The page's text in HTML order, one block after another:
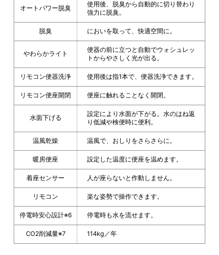
オートパワー脱臭
使用後、脱臭から自動的に切り替わり
強力に脱臭。
脱臭 においを取って、快適空間に。
やわらかライト
便器の前に立つと自動でウォシュレッ
トからやさしく光が出る。
リモコン便器洗浄 使用後は指1本で、便器洗浄できます。
リモコン便座開閉 便座に触れることなく開閉。
水面下げる
設定により水面が下がる。水のはね返
り低減や検便時に便利。
温風乾燥 温風で、おしりをさらさらに。
暖房便座 設定した温度に便座を温めます。
着座センサー 人が座らないと作動しません。
リモコン 楽な姿勢で操作できます。
停電時安心設計※6 停電時も水を流せます。
CO2削減量※7 114kg／年